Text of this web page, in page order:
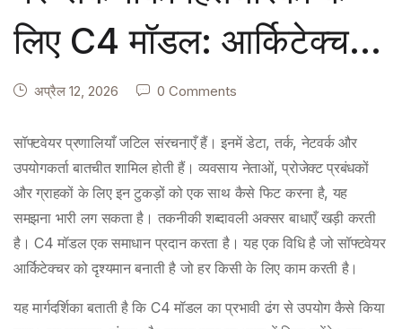
लिए C4 मॉडल: आर्किटेक्चर
को सुलभ बनाना
अप्रैल 12, 2026 0 Comments
सॉफ्टवेयर प्रणालियाँ जटिल संरचनाएँ हैं। इनमें डेटा, तर्क, नेटवर्क और
उपयोगकर्ता बातचीत शामिल होती हैं। व्यवसाय नेताओं, प्रोजेक्ट प्रबंधकों
और ग्राहकों के लिए इन टुकड़ों को एक साथ कैसे फिट करना है, यह
समझना भारी लग सकता है। तकनीकी शब्दावली अक्सर बाधाएँ खड़ी करती
है। C4 मॉडल एक समाधान प्रदान करता है। यह एक विधि है जो सॉफ्टवेयर
आर्किटेक्चर को दृश्यमान बनाती है जो हर किसी के लिए काम करती है।
यह मार्गदर्शिका बताती है कि C4 मॉडल का प्रभावी ढंग से उपयोग कैसे किया